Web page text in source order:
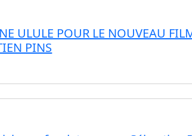
ULULE POUR LE NOUVEAU
PINS